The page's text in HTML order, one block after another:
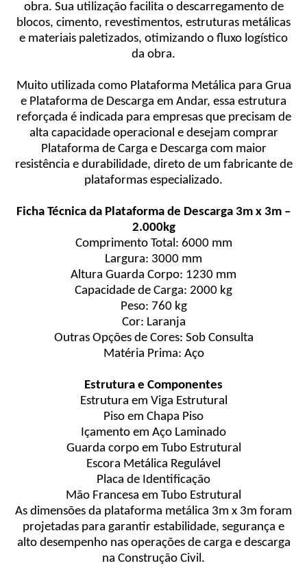
obra. Sua utilização facilita o descarregamento de
blocos, cimento, revestimentos, estruturas metálicas
e materiais paletizados, otimizando o fluxo logístico
da obra.
Muito utilizada como Plataforma Metálica para Grua
e Plataforma de Descarga em Andar, essa estrutura
reforçada é indicada para empresas que precisam de
alta capacidade operacional e desejam comprar
Plataforma de Carga e Descarga com maior
resistência e durabilidade, direto de um fabricante de
plataformas especializado.
Ficha Técnica da Plataforma de Descarga 3m x 3m –
2.000kg
Comprimento Total: 6000 mm
Largura: 3000 mm
Altura Guarda Corpo: 1230 mm
Capacidade de Carga: 2000 kg
Peso: 760 kg
Cor: Laranja
Outras Opções de Cores: Sob Consulta
Matéria Prima: Aço
Estrutura e Componentes
Estrutura em Viga Estrutural
Piso em Chapa Piso
Içamento em Aço Laminado
Guarda corpo em Tubo Estrutural
Escora Metálica Regulável
Placa de Identificação
Mão Francesa em Tubo Estrutural
As dimensões da plataforma metálica 3m x 3m foram
projetadas para garantir estabilidade, segurança e
alto desempenho nas operações de carga e descarga
na Construção Civil.